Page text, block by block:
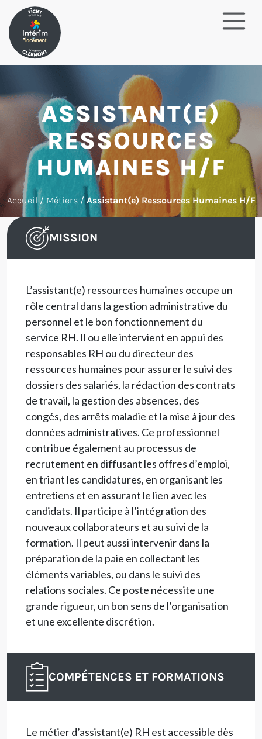
ASSISTANT(E)
RESSOURCES
HUMAINES H/F
Accueil/ Métiers/ Assistant(e) Ressources Humaines H/F
MISSION
L’assistant(e) ressources humaines occupe un
rôle central dans la gestion administrative du
personnel et le bon fonctionnement du
service RH. Il ou elle intervient en appui des
responsables RH ou du directeur des
ressources humaines pour assurer le suivi des
dossiers des salariés, la rédaction des contrats
de travail, la gestion des absences, des
congés, des arrêts maladie et la mise à jour des
données administratives. Ce professionnel
contribue également au processus de
recrutement en diffusant les offres d’emploi,
en triant les candidatures, en organisant les
entretiens et en assurant le lien avec les
candidats. Il participe à l’intégration des
nouveaux collaborateurs et au suivi de la
formation. Il peut aussi intervenir dans la
préparation de la paie en collectant les
éléments variables, ou dans le suivi des
relations sociales. Ce poste nécessite une
grande rigueur, un bon sens de l’organisation
et une excellente discrétion.
COMPÉTENCES ET FORMATIONS
Le métier d’assistant(e) RH est accessible dès